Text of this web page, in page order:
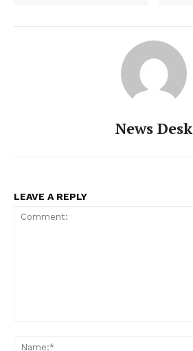
News Desk
LEAVE A REPLY